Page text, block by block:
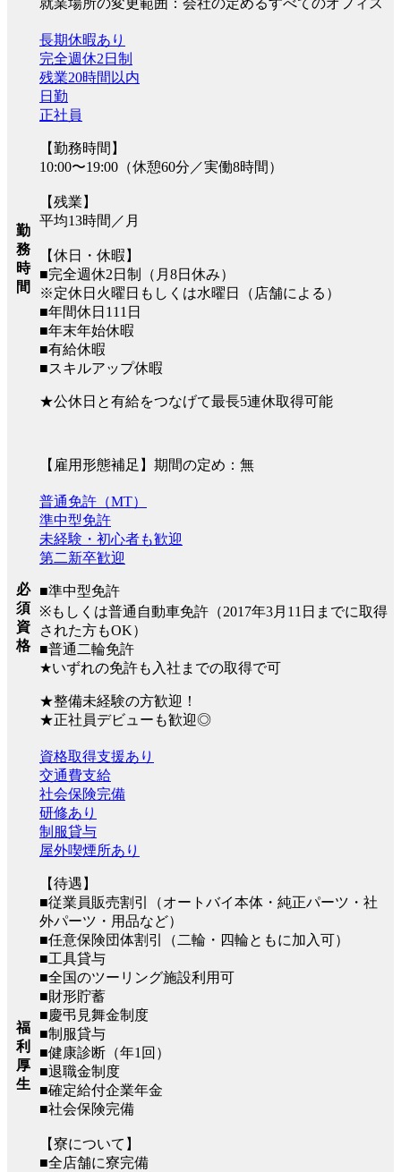
就業場所の変更範囲：会社の定めるすべてのオフィス
勤
務
時
間
長期休暇あり
完全週休2日制
残業20時間以内
日勤
正社員
【勤務時間】
10:00〜19:00（休憩60分／実働8時間）
【残業】
平均13時間／月
【休日・休暇】
■完全週休2日制（月8日休み）
※定休日火曜日もしくは水曜日（店舗による）
■年間休日111日
■年末年始休暇
■有給休暇
■スキルアップ休暇
★公休日と有給をつなげて最長5連休取得可能
【雇用形態補足】期間の定め：無
必
須
資
格
普通免許（MT）
準中型免許
未経験・初心者も歓迎
第二新卒歓迎
■準中型免許
※もしくは普通自動車免許（2017年3月11日までに取得
された方もOK）
■普通二輪免許
★いずれの免許も入社までの取得で可
★整備未経験の方歓迎！
★正社員デビューも歓迎◎
福
利
厚
生
資格取得支援あり
交通費支給
社会保険完備
研修あり
制服貸与
屋外喫煙所あり
【待遇】
■従業員販売割引（オートバイ本体・純正パーツ・社
外パーツ・用品など）
■任意保険団体割引（二輪・四輪ともに加入可）
■工具貸与
■全国のツーリング施設利用可
■財形貯蓄
■慶弔見舞金制度
■制服貸与
■健康診断（年1回）
■退職金制度
■確定給付企業年金
■社会保険完備
【寮について】
■全店舗に寮完備